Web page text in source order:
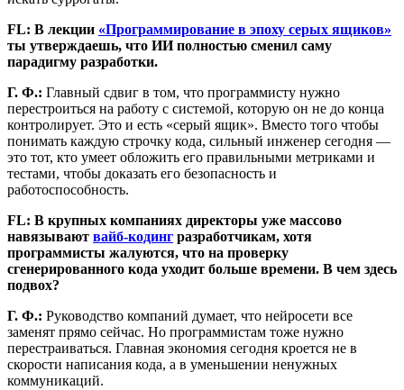
FL: В лекции «Программирование в эпоху серых ящиков»
ты утверждаешь, что ИИ полностью сменил саму
парадигму разработки.
Г. Ф.: Главный сдвиг в том, что программисту нужно
перестроиться на работу с системой, которую он не до конца
контролирует. Это и есть «серый ящик». Вместо того чтобы
понимать каждую строчку кода, сильный инженер сегодня —
это тот, кто умеет обложить его правильными метриками и
тестами, чтобы доказать его безопасность и
работоспособность.
FL: В крупных компаниях директоры уже массово
навязывают вайб-кодинг разработчикам, хотя
программисты жалуются, что на проверку
сгенерированного кода уходит больше времени. В чем здесь
подвох?
Г. Ф.: Руководство компаний думает, что нейросети все
заменят прямо сейчас. Но программистам тоже нужно
перестраиваться. Главная экономия сегодня кроется не в
скорости написания кода, а в уменьшении ненужных
коммуникаций.